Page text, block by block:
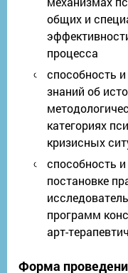
общих и
процесса
способность
знаний об
категориях
кризисных
способность
постановке
программ
арт-
Форма